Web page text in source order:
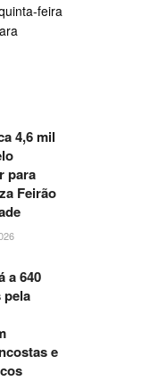
feira
4,6 mil
para
Feirão
a 640
pela
e